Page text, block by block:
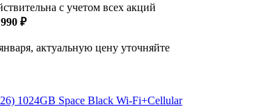
с учетом всех акций
₽
актуальную цену уточняйте
1024GB Space Black Wi-Fi+Cellular